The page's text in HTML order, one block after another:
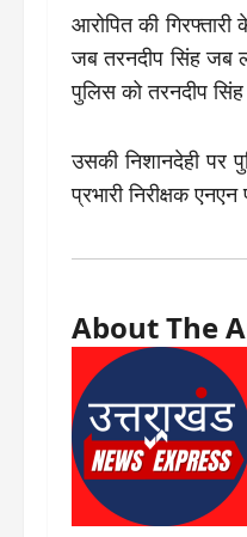
आरोपित की
जब तरनदीप सिंह जब
पुलिस को तरनदीप
उसकी निशानदेही पर
प्रभारी निरीक्षक
About The